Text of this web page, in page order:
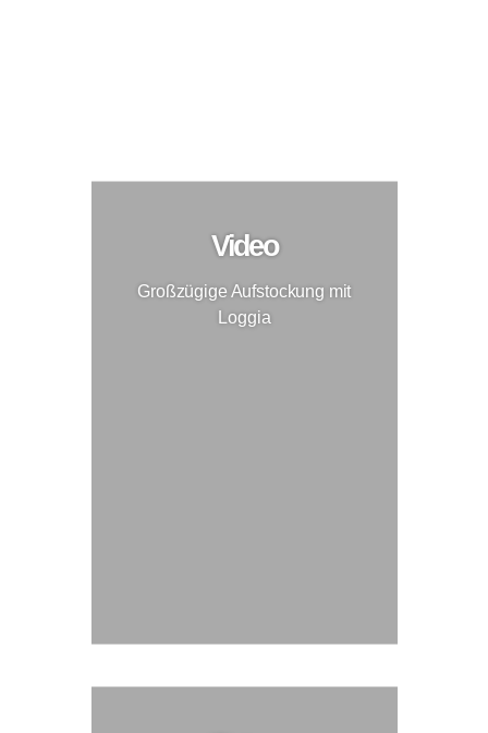
Video
Großzügige Aufstockung mit
Loggia